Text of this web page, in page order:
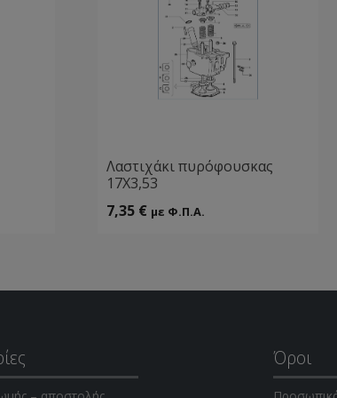
Λαστιχάκι πυρόφουσκας
17Χ3,53
7,35 € με Φ.Π.Α.
Όροι